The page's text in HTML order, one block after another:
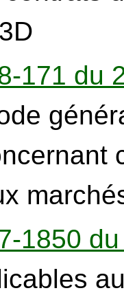
171 du
1850